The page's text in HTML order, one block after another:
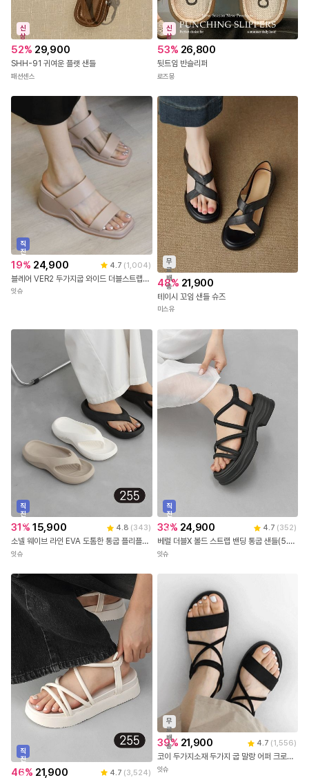
신
상
52% 29,900
SHH-91 귀여운 플랫 샌들
패션센스
신
상
53% 26,800
뒷트임 반슬리퍼
로즈몽
직
진
배
송
19% 24,900 4.7 (1,004)
블레어 VER2 두가지굽 와이드 더블스트랩 웨지 통굽샌들(5/7.5cm)
잇슈
무
료
배
송
48% 21,900
테이시 꼬임 샌들 슈즈
미스유
직
진
배
송
31% 15,900 4.8 (343)
소넬 웨이브 라인 EVA 도톰한 통굽 플리플랍 쪼리 슬리퍼(4.8cm) 12249
잇슈
직
진
배
송
33% 24,900 4.7 (352)
베럴 더블X 볼드 스트랩 밴딩 통굽 샌들(5.5cm) 11189
잇슈
직
진
배
송
46% 21,900 4.7 (3,524)
무
료
배
송
39% 21,900 4.7 (1,556)
코이 두가지소재 두가지 굽 말랑 어퍼 크로스 스트랩 밴딩슬링백 플랫샌들(2.5/5cm)
잇슈